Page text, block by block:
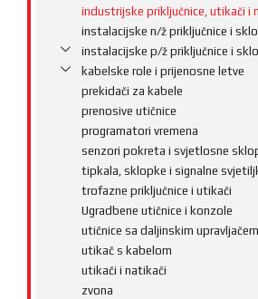
industrijske priključnice, utikači i
instalacijske n/ž priključnice i
instalacijske p/ž priključnice i
kabelske role i prijenosne letve
prekidači za kabele
prenosive utičnice
programatori vremena
senzori pokreta i svjetlosne
tipkala, sklopke i signalne
trofazne priključnice i utikači
Ugradbene utičnice i konzole
utičnice sa daljinskim upravljačem
utikač s kabelom
utikači i natikači
zvona